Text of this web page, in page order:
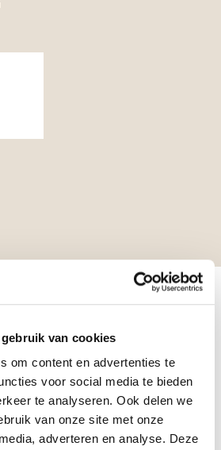
van cookies
om content en advertenties te
voor social media te bieden
te analyseren. Ook delen we
van onze site met onze
adverteren en analyse. Deze
/ Waardering van De Zaai-Ster
Ster begeleid bij het
waardebepaling
verkoop van de activiteiten